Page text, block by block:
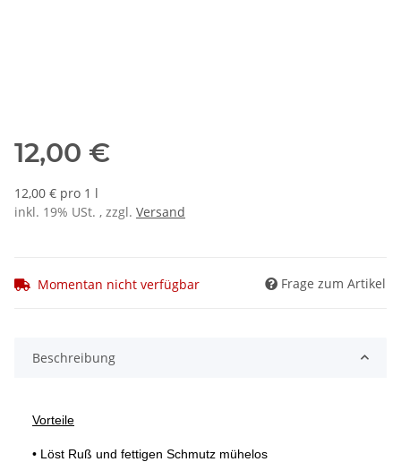
12,00 €
12,00 € pro 1 l
inkl. 19% USt. , zzgl. Versand
Momentan nicht verfügbar Frage zum Artikel
Beschreibung
Vorteile
• Löst Ruß und fettigen Schmutz mühelos